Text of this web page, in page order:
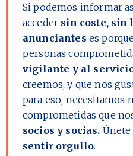
Si podemos informar
acceder sin coste, sin
anunciantes es
personas
vigilante y al
creemos, y que nos
para eso, necesitamos
comprometidas que
socios y socias.
sentir orgullo.